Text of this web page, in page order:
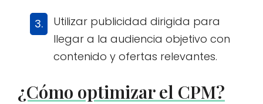
Utilizar publicidad dirigida para
llegar a la audiencia objetivo con
contenido y ofertas relevantes.
¿Cómo optimizar el CPM?